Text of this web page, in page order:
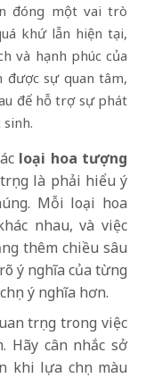
đóng một vai trò
khứ lẫn hiện tại,
và hạnh phúc của
được sự quan tâm,
để hỗ trợ sự phát
loại hoa tượng
là phải hiểu ý
Mỗi loại hoa
nhau, và việc
thêm chiều sâu
ý nghĩa của từng
ý nghĩa hơn.
trọng trong việc
Hãy cân nhắc sở
khi lựa chọn màu